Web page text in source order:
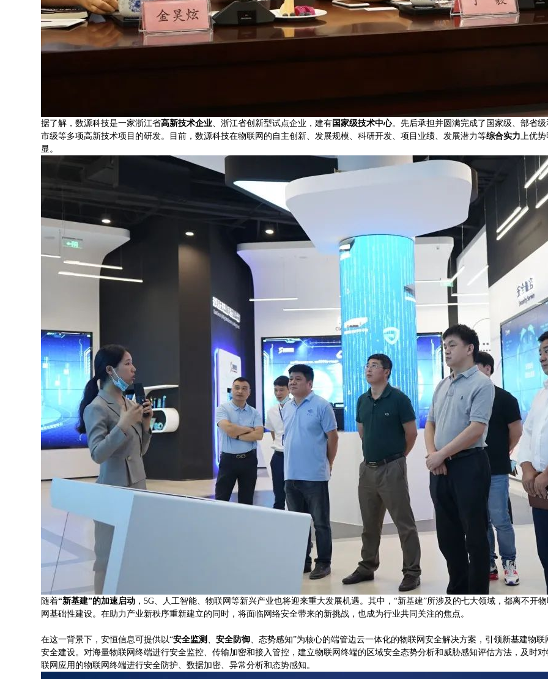
据了解，数源科技是一家浙江省高新技术企业 、浙江省创新型试点企业，建有国家级技术中心。先后承担并圆满完成了国家级、部省级
市级等多项高新技术项目的研发。目前，数源科技在物联网的自主创新、发展规模、科研开发、项目业绩、发展潜力等综合实力 上优
显。
随着“新基建”的加速启动 ，5G、人工智能、物联网等新兴产业也将迎来重大发展机遇。其中，“新基建”所涉及的七大领域，都离不开
网基础性建设。在助力产业新秩序重新建立的同时，将面临网络安全带来的新挑战，也成为行业共同关注的焦点。
在这一背景下，安恒信息可提供以“安全监测 、安全防御 、态势感知”为核心的端管边云一体化的物联网安全解决方案，引领新基建物联
安全建设。对海量物联网终端进行安全监控、传输加密和接入管控，建立物联网终端的区域安全态势分析和威胁感知评估方法，及时对
联网应用的物联网终端进行安全防护、数据加密、异常分析和态势感知。